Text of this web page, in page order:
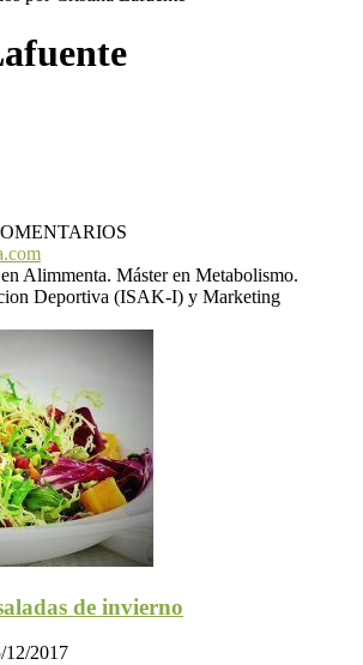
Alimmenta. Máster en Metabolismo.
Deportiva (ISAK-I) y Marketing
de invierno
12/2017